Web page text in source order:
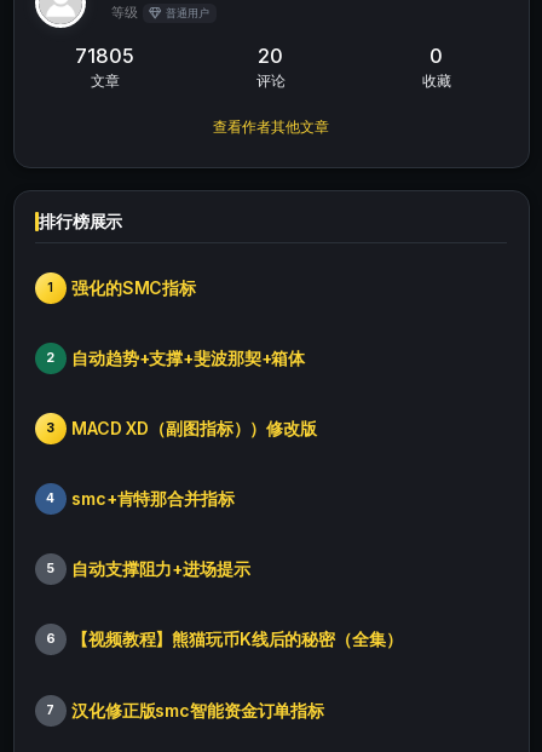
等级 普通用户
71805
文章
20
评论
0
收藏
查看作者其他文章
排行榜展示
1 强化的SMC指标
2 自动趋势+支撑+斐波那契+箱体
3 MACD XD（副图指标））修改版
4 smc+肯特那合并指标
5 自动支撑阻力+进场提示
6 【视频教程】熊猫玩币K线后的秘密（全集）
7 汉化修正版smc智能资金订单指标